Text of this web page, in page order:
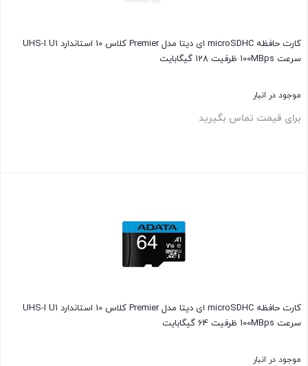
کارت حافظه‌ microSDHC ای دیتا مدل Premier کلاس 10 استاندارد UHS-I U1
سرعت 100MBps ظرفیت 128 گیگابایت
موجود در انبار
برای قیمت تماس بگیرید
کارت حافظه‌ microSDHC ای دیتا مدل Premier کلاس 10 استاندارد UHS-I U1
سرعت 100MBps ظرفیت 64 گیگابایت
موجود در انبار